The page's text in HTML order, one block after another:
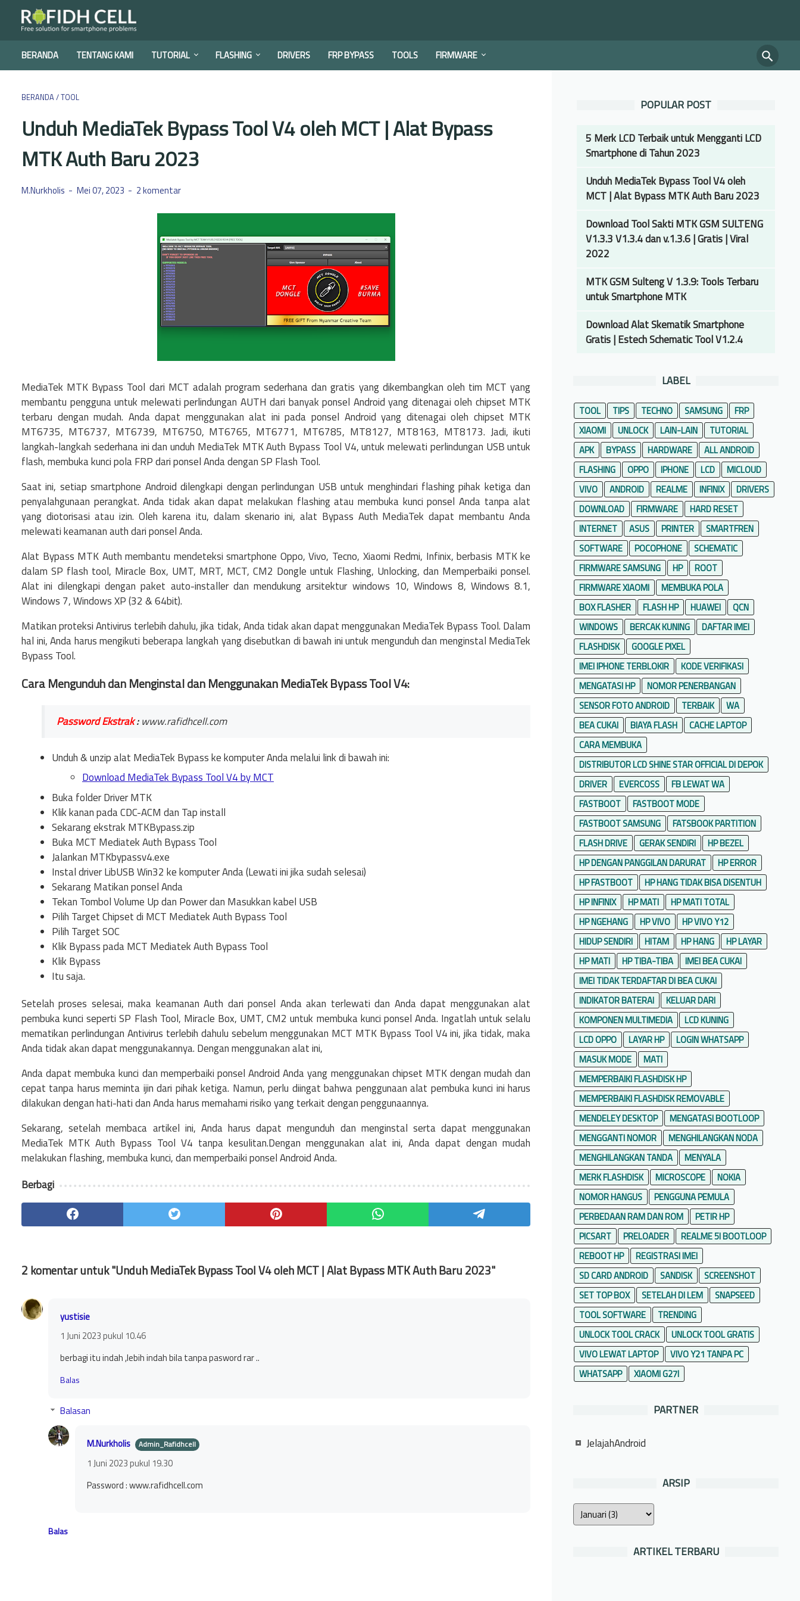
BERANDA TENTANG KAMI TUTORIAL FLASHING DRIVERS FRP BYPASS TOOLS FIRMWARE
BERANDA/TOOL
Unduh MediaTek Bypass Tool V4 oleh MCT | Alat Bypass
MTK Auth Baru 2023
M.Nurkholis Mei 07, 2023 2 komentar
MediaTek MTK Bypass Tool dari MCT adalah program sederhana dan gratis yang dikembangkan oleh tim MCT yang
membantu pengguna untuk melewati perlindungan AUTH dari banyak ponsel Android yang ditenagai oleh chipset MTK
terbaru dengan mudah. Anda dapat menggunakan alat ini pada ponsel Android yang ditenagai oleh chipset MTK
MT6735, MT6737, MT6739, MT6750, MT6765, MT6771, MT6785, MT8127, MT8163, MT8173. Jadi, ikuti
langkah-langkah sederhana ini dan unduh MediaTek MTK Auth Bypass Tool V4, untuk melewati perlindungan USB untuk
flash, membuka kunci pola FRP dari ponsel Anda dengan SP Flash Tool.
Saat ini, setiap smartphone Android dilengkapi dengan perlindungan USB untuk menghindari flashing pihak ketiga dan
penyalahgunaan perangkat. Anda tidak akan dapat melakukan flashing atau membuka kunci ponsel Anda tanpa alat
yang diotorisasi atau izin. Oleh karena itu, dalam skenario ini, alat Bypass Auth MediaTek dapat membantu Anda
melewati keamanan auth dari ponsel Anda.
Alat Bypass MTK Auth membantu mendeteksi smartphone Oppo, Vivo, Tecno, Xiaomi Redmi, Infinix, berbasis MTK ke
dalam SP flash tool, Miracle Box, UMT, MRT, MCT, CM2 Dongle untuk Flashing, Unlocking, dan Memperbaiki ponsel.
Alat ini dilengkapi dengan paket auto-installer dan mendukung arsitektur windows 10, Windows 8, Windows 8.1,
Windows 7, Windows XP (32 & 64bit).
Matikan proteksi Antivirus terlebih dahulu, jika tidak, Anda tidak akan dapat menggunakan MediaTek Bypass Tool. Dalam
hal ini, Anda harus mengikuti beberapa langkah yang disebutkan di bawah ini untuk mengunduh dan menginstal MediaTek
Bypass Tool.
Cara Mengunduh dan Menginstal dan Menggunakan MediaTek Bypass Tool V4:
Password Ekstrak:www.rafidhcell.com
Unduh & unzip alat MediaTek Bypass ke komputer Anda melalui link di bawah ini:
Download MediaTek Bypass Tool V4 by MCT
Buka folder Driver MTK
Klik kanan pada CDC-ACM dan Tap install
Sekarang ekstrak MTKBypass.zip
Buka MCT Mediatek Auth Bypass Tool
Jalankan MTKbypassv4.exe
Instal driver LibUSB Win32 ke komputer Anda (Lewati ini jika sudah selesai)
Sekarang Matikan ponsel Anda
Tekan Tombol Volume Up dan Power dan Masukkan kabel USB
Pilih Target Chipset di MCT Mediatek Auth Bypass Tool
Pilih Target SOC
Klik Bypass pada MCT Mediatek Auth Bypass Tool
Klik Bypass
Itu saja.
Setelah proses selesai, maka keamanan Auth dari ponsel Anda akan terlewati dan Anda dapat menggunakan alat
pembuka kunci seperti SP Flash Tool, Miracle Box, UMT, CM2 untuk membuka kunci ponsel Anda. Ingatlah untuk selalu
mematikan perlindungan Antivirus terlebih dahulu sebelum menggunakan MCT MTK Bypass Tool V4 ini, jika tidak, maka
Anda tidak akan dapat menggunakannya. Dengan menggunakan alat ini,
Anda dapat membuka kunci dan memperbaiki ponsel Android Anda yang menggunakan chipset MTK dengan mudah dan
cepat tanpa harus meminta ijin dari pihak ketiga. Namun, perlu diingat bahwa penggunaan alat pembuka kunci ini harus
dilakukan dengan hati-hati dan Anda harus memahami risiko yang terkait dengan penggunaannya.
Sekarang, setelah membaca artikel ini, Anda harus dapat mengunduh dan menginstal serta dapat menggunakan
MediaTek MTK Auth Bypass Tool V4 tanpa kesulitan.Dengan menggunakan alat ini, Anda dapat dengan mudah
melakukan flashing, membuka kunci, dan memperbaiki ponsel Android Anda.
Berbagi
2 komentar untuk "Unduh MediaTek Bypass Tool V4 oleh MCT | Alat Bypass MTK Auth Baru 2023"
yustisie
1 Juni 2023 pukul 10.46
berbagi itu indah ,lebih indah bila tanpa pasword rar ..
Balas
Balasan
M.Nurkholis
1 Juni 2023 pukul 19.30
Password : www.rafidhcell.com
Balas
POPULAR POST
5 Merk LCD Terbaik untuk Mengganti LCD
Smartphone di Tahun 2023
Unduh MediaTek Bypass Tool V4 oleh
MCT | Alat Bypass MTK Auth Baru 2023
Download Tool Sakti MTK GSM SULTENG
V1.3.3 V1.3.4 dan v.1.3.6 | Gratis | Viral
2022
MTK GSM Sulteng V 1.3.9: Tools Terbaru
untuk Smartphone MTK
Download Alat Skematik Smartphone
Gratis | Estech Schematic Tool V1.2.4
LABEL
TOOL TIPS TECHNO SAMSUNG
FRP
XIAOMI
UNLOCK LAIN-LAIN
TUTORIAL
APK
BYPASS HARDWARE
ALL ANDROID
FLASHING
OPPO IPHONE LCD
MICLOUD
VIVO
ANDROID REALME INFINIX
DRIVERS
DOWNLOAD
FIRMWARE
HARD RESET
INTERNET
ASUS PRINTER
SMARTFREN
SOFTWARE
POCOPHONE
SCHEMATIC
FIRMWARE SAMSUNG
HP
ROOT
FIRMWARE XIAOMI
MEMBUKA POLA
BOX FLASHER
FLASH HP HUAWEI
QCN
WINDOWS
BERCAK KUNING
DAFTAR IMEI
FLASHDISK
GOOGLE PIXEL
IMEI IPHONE TERBLOKIR
KODE VERIFIKASI
MENGATASI HP
NOMOR PENERBANGAN
SENSOR FOTO ANDROID
TERBAIK
WA
BEA CUKAI
BIAYA FLASH
CACHE LAPTOP
CARA MEMBUKA
DISTRIBUTOR LCD SHINE STAR OFFICIAL DI DEPOK
DRIVER
EVERCOSS
FB LEWAT WA
FASTBOOT
FASTBOOT MODE
FASTBOOT SAMSUNG
FATSBOOK PARTITION
FLASH DRIVE
GERAK SENDIRI
HP BEZEL
HP DENGAN PANGGILAN DARURAT
HP ERROR
HP FASTBOOT
HP HANG TIDAK BISA DISENTUH
HP INFINIX
HP MATI
HP MATI TOTAL
HP NGEHANG
HP VIVO
HP VIVO Y12
HIDUP SENDIRI
HITAM HP HANG
HP LAYAR
HP MATI
HP TIBA-TIBA
IMEI BEA CUKAI
IMEI TIDAK TERDAFTAR DI BEA CUKAI
INDIKATOR BATERAI
KELUAR DARI
KOMPONEN MULTIMEDIA
LCD KUNING
LCD OPPO
LAYAR HP
LOGIN WHATSAPP
MASUK MODE
MATI
MEMPERBAIKI FLASHDISK HP
MEMPERBAIKI FLASHDISK REMOVABLE
MENDELEY DESKTOP
MENGATASI BOOTLOOP
MENGGANTI NOMOR
MENGHILANGKAN NODA
MENGHILANGKAN TANDA
MENYALA
MERK FLASHDISK
MICROSCOPE
NOKIA
NOMOR HANGUS
PENGGUNA PEMULA
PERBEDAAN RAM DAN ROM
PETIR HP
PICSART
PRELOADER
REALME 5I BOOTLOOP
REBOOT HP
REGISTRASI IMEI
SD CARD ANDROID
SANDISK
SCREENSHOT
SET TOP BOX
SETELAH DI LEM
SNAPSEED
TOOL SOFTWARE
TRENDING
UNLOCK TOOL CRACK
UNLOCK TOOL GRATIS
VIVO LEWAT LAPTOP
VIVO Y21 TANPA PC
WHATSAPP
XIAOMI G27I
PARTNER
JelajahAndroid
ARSIP
ARTIKEL TERBARU